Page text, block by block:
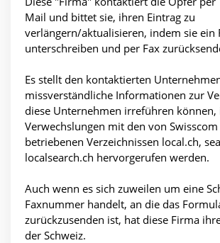
Mail und bittet sie, ihren Eintrag zu
verlängern/aktualisieren, indem sie ein
unterschreiben und per Fax
Es stellt den kontaktierten
missverständliche Informationen zur
diese Unternehmen irreführen können,
Verwechslungen mit den von
betriebenen Verzeichnissen local.ch,
localsearch.ch hervorgerufen werden.
Auch wenn es sich zuweilen um eine
Faxnummer handelt, an die das
zurückzusenden ist, hat diese Firma
der Schweiz.